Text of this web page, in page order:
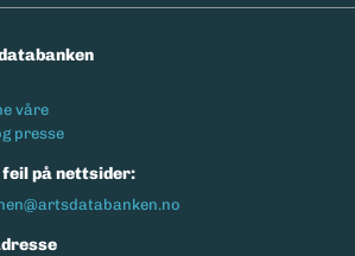
våre
presse
feil på nettsider: